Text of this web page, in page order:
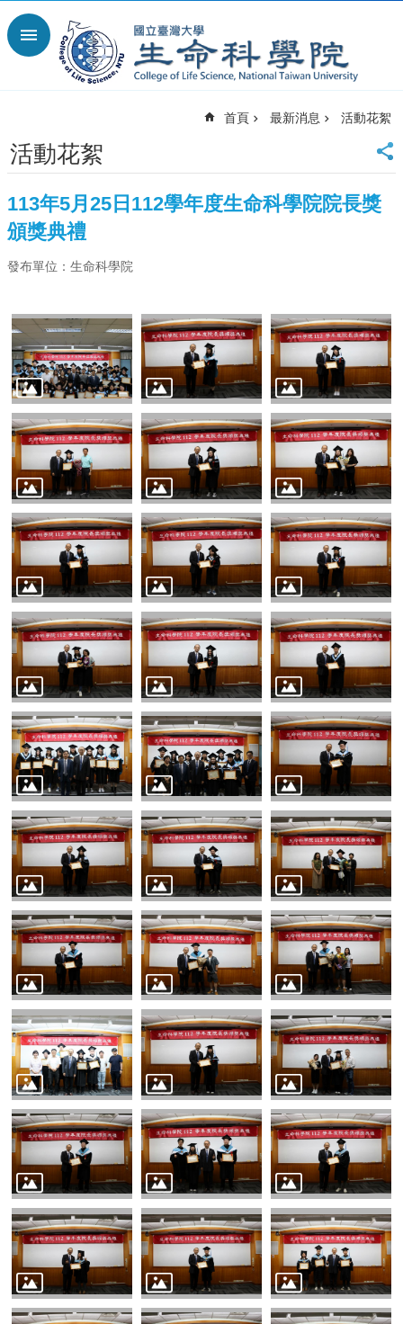
跳到主要內容區塊
進
首
頁
大
首
頁
網
覽
English
最
新
消
息
本
院
介
紹
系
所
學
程
單
位
本
院
法
條
常
用
表
格
會
議
記
錄
捐
款
專
區
首頁 最新消息 活動花絮
活動花絮
113年5月25日112學年度生命科學院院長獎
頒獎典禮
發布單位：生命科學院